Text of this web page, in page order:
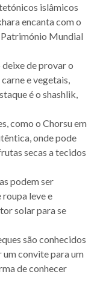
islâmicos
encanta com o
Mundial
deixe de provar o
e vegetais,
é o shashlik,
como o Chorsu em
onde pode
secas a tecidos
podem ser
roupa leve e
solar para se
são conhecidos
convite para um
de conhecer